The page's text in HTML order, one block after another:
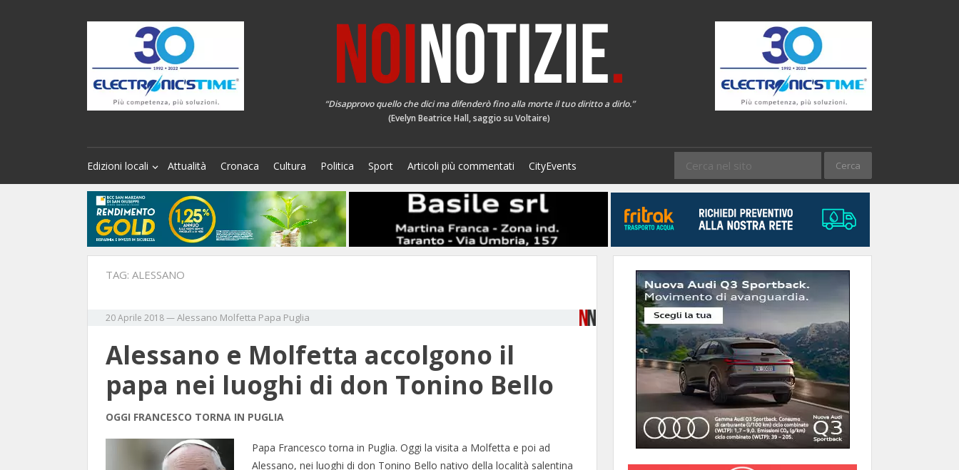
“Disapprovo quello che dici ma difenderò fino alla morte il tuo diritto a dirlo.”
(Evelyn Beatrice Hall, saggio su Voltaire)
Edizioni locali Attualità Cronaca Cultura Politica Sport Articoli più commentati CityEvents
TAG: ALESSANO
20 Aprile 2018—Alessano Molfetta Papa Puglia
Alessano e Molfetta accolgono il
papa nei luoghi di don Tonino Bello
OGGI FRANCESCO TORNA IN PUGLIA
Papa Francesco torna in Puglia. Oggi la visita a Molfetta e poi ad
Alessano, nei luoghi di don Tonino Bello nativo della località salentina